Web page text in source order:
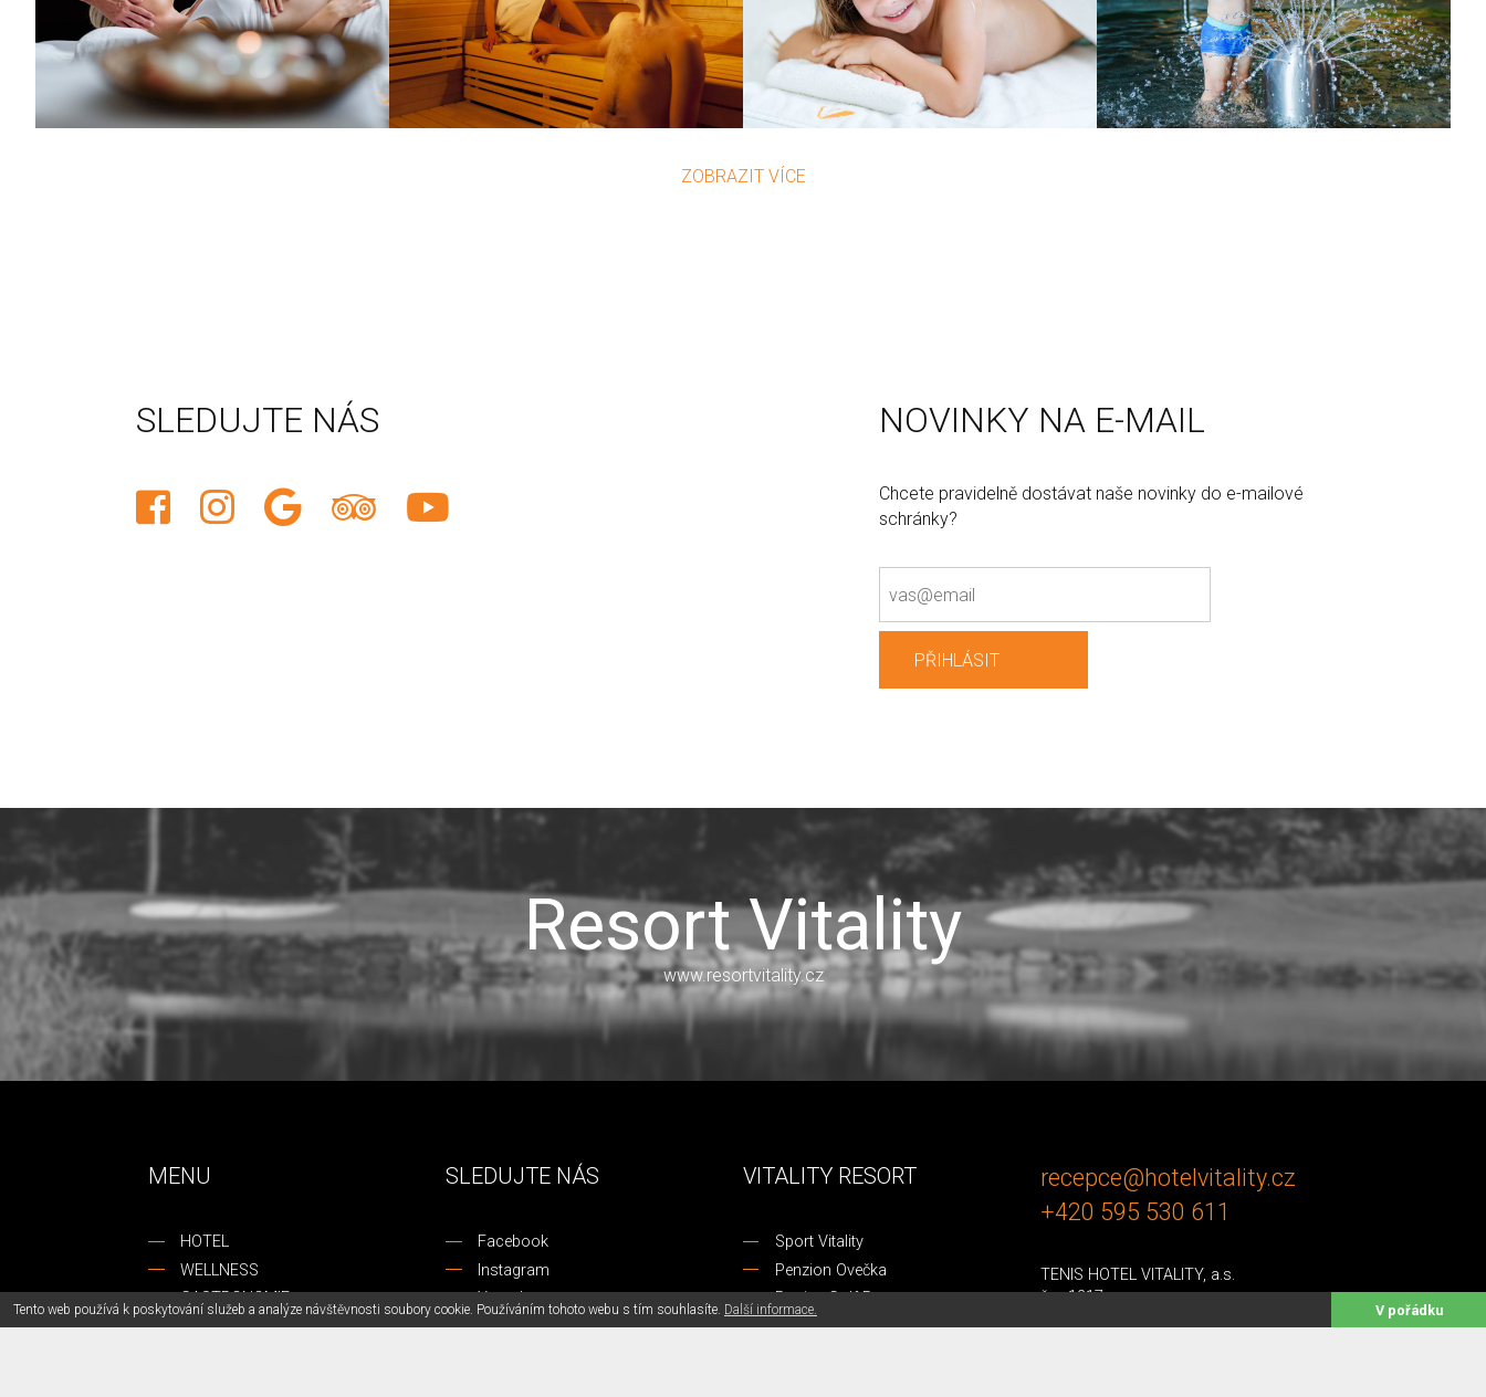
ZOBRAZIT VÍCE
SLEDUJTE NÁS NOVINKY NA E-MAIL
Chcete pravidelně dostávat naše novinky do e-mailové
schránky?
Resort Vitality
www.resortvitality.cz
MENU
HOTEL
WELLNESS
GASTRONOMIE
SPORT
SLEDUJTE NÁS
Facebook
Instagram
Youtube
LinkedIn
VITALITY RESORT
Sport Vitality
Penzion Ovečka
Ropice Golf Resort
Golf Aréna Třinec
recepce@hotelvitality.cz
+420 595 530 611
TENIS HOTEL VITALITY, a.s.
č.p. 1217
Tento web používá k poskytování služeb a analýze návštěvnosti soubory cookie. Používáním tohoto webu s tím souhlasíte. Další informace. V pořádku